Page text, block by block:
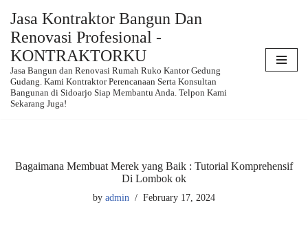
Skip
content
Jasa Kontraktor Bangun Dan
Renovasi Profesional -
KONTRAKTORKU
Jasa Bangun dan Renovasi Rumah Ruko Kantor Gedung
Gudang. Kami Kontraktor Perencanaan Serta Konsultan
Bangunan di Sidoarjo Siap Membantu Anda. Telpon Kami
Sekarang Juga!
Bagaimana Membuat Merek yang Baik : Tutorial Komprehensif
Di Lombok ok
by admin February 17, 2024